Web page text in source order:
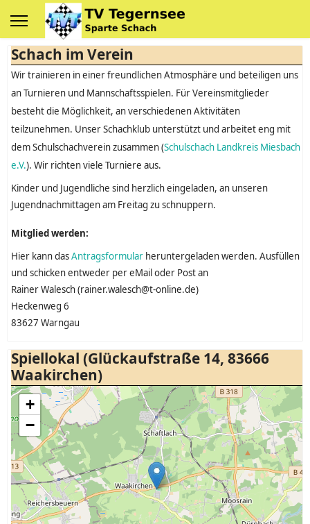
Schach im Verein
Wir trainieren in einer freundlichen Atmosphäre und beteiligen uns
an Turnieren und Mannschaftsspielen. Für Vereinsmitglieder
besteht die Möglichkeit, an verschiedenen Aktivitäten
teilzunehmen. Unser Schachklub unterstützt und arbeitet eng mit
dem Schulschachverein zusammen (Schulschach Landkreis Miesbach
e.V.). Wir richten viele Turniere aus.
Kinder und Jugendliche sind herzlich eingeladen, an unseren
Jugendnachmittagen am Freitag zu schnuppern.
Mitglied werden:
Hier kann dasAntragsformular heruntergeladen werden. Ausfüllen
und schicken entweder per eMail oder Post an
Rainer Walesch (rainer.walesch@t-online.de)
Heckenweg 6
83627 Warngau
Spiellokal (Glückaufstraße 14, 83666
Waakirchen)
+
−